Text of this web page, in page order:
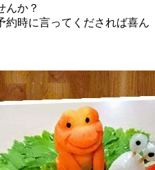
んか？
約時に言ってくだされば喜ん